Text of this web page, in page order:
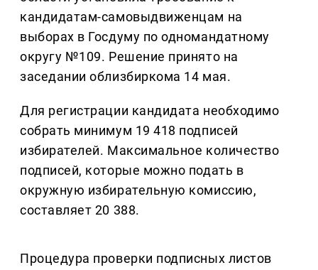
кандидатам-самовыдвиженцам на
выборах в Госдуму по одномандатному
округу №109. Решение принято на
заседании облизбиркома 14 мая.
Для регистрации кандидата необходимо
собрать минимум 19 418 подписей
избирателей. Максимальное количество
подписей, которые можно подать в
окружную избирательную комиссию,
составляет 20 388.
Процедура проверки подписных листов